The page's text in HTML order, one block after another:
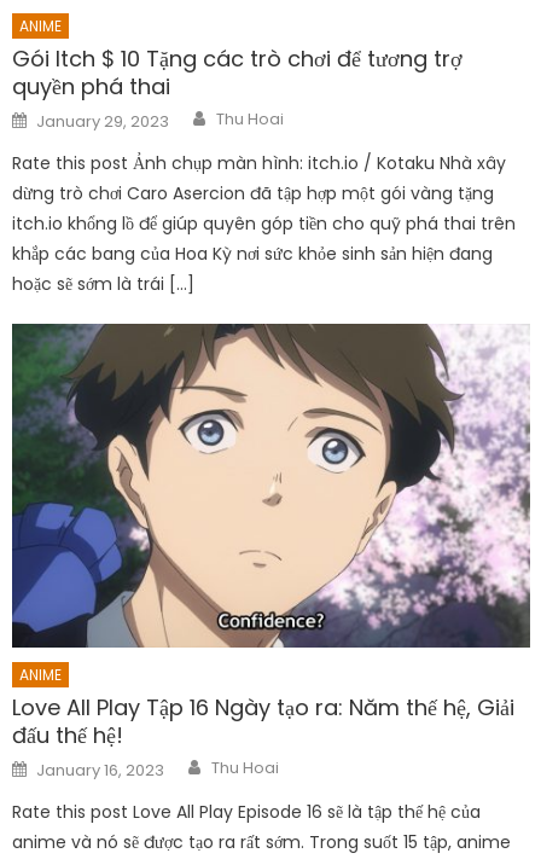
ANIME
Gói Itch $ 10 Tặng các trò chơi để tương trợ
quyền phá thai
Posted
on
January 29, 2023 Author
Thu Hoai
Rate this post Ảnh chụp màn hình: itch.io / Kotaku Nhà xây
dừng trò chơi Caro Asercion đã tập hợp một gói vàng tặng
itch.io khổng lồ để giúp quyên góp tiền cho quỹ phá thai trên
khắp các bang của Hoa Kỳ nơi sức khỏe sinh sản hiện đang
hoặc sẽ sớm là trái […]
ANIME
Love All Play Tập 16 Ngày tạo ra: Năm thế hệ, Giải
đấu thế hệ!
Posted
on
January 16, 2023 Author
Thu Hoai
Rate this post Love All Play Episode 16 sẽ là tập thế hệ của
anime và nó sẽ được tạo ra rất sớm. Trong suốt 15 tập, anime